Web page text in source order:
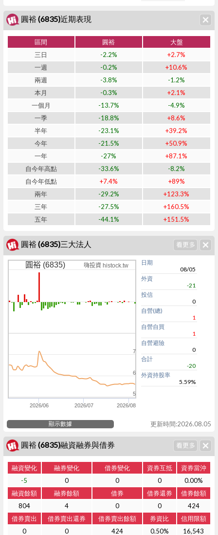
圓裕 (6835)近期表現
區間 圓裕
大盤
三日
-2.2%
+2.7%
一週
-0.2%
+10.6%
兩週
-3.8%
-1.2%
本月
-0.3%
+2.1%
一個月
-13.7%
-4.9%
一季
-18.8%
+8.6%
半年
-23.1%
+39.2%
今年
-21.5%
+50.9%
一年
-27%
+87.1%
自今年高點
-33.6%
-8.2%
自今年低點
+7.4%
+89%
兩年
-29.2%
+123.3%
三年
-27.5%
+160.5%
五年
-44.1% +151.5%
圓裕 (6835)三大法人
圓裕 (6835) 嗨投資 histock.tw
2026/06 2026/07 2026/08
5
6
7
日期
08/05
外資
-21
投信
0
自營(總)
1
自營自買
1
自營避險
0
合計
-20
外資持股率
5.59%
顯示數據 更新時間:2026.08.05
圓裕 (6835)融資融券與借券
融資變化 融券變化 借券變化 資券互抵
資券當沖
-5
0 0 0
0.00%
融資餘額
融券餘額 借券 借券還券
借券餘額
804
4 0 0
424
借券賣出
借券賣出還券 借券賣出餘額 券資比
信用限額
0
0 424 0.50% 16,543